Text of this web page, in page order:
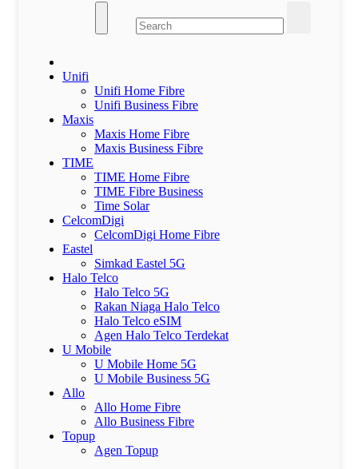
Unifi
Unifi Home Fibre
Unifi Business Fibre
Maxis
Maxis Home Fibre
Maxis Business Fibre
TIME
TIME Home Fibre
TIME Fibre Business
Time Solar
CelcomDigi
CelcomDigi Home Fibre
Eastel
Simkad Eastel 5G
Halo Telco
Halo Telco 5G
Rakan Niaga Halo Telco
Halo Telco eSIM
Agen Halo Telco Terdekat
U Mobile
U Mobile Home 5G
U Mobile Business 5G
Allo
Allo Home Fibre
Allo Business Fibre
Topup
Agen Topup